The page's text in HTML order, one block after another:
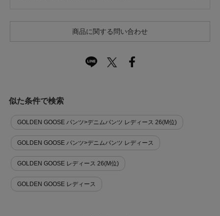
商品に関する問い合わせ
似た条件で検索
GOLDEN GOOSE パンツ>デニムパンツ レディース 26(M位)
GOLDEN GOOSE パンツ>デニムパンツ レディース
GOLDEN GOOSE レディース 26(M位)
GOLDEN GOOSE レディース